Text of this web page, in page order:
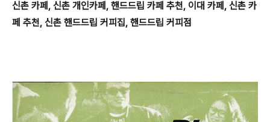
신촌 카페, 신촌 개인카페, 핸드드립 카페 추천, 이대 카페, 신촌 카
페 추천, 신촌 핸드드립 커피집, 핸드드립 커피점